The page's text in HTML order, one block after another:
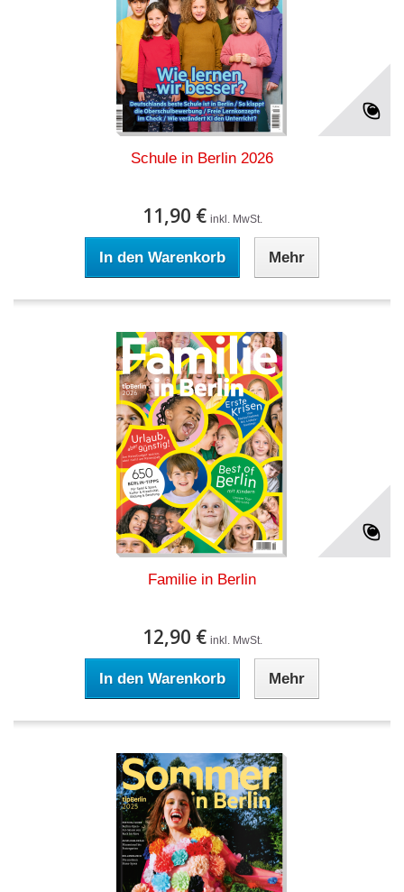
Schule in Berlin 2026
11,90 € inkl. MwSt.
In den Warenkorb Mehr
Familie in Berlin
12,90 € inkl. MwSt.
In den Warenkorb Mehr